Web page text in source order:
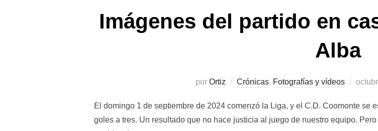
Imágenes del partido en
Alba
por Ortiz Crónicas, Fotografías y vídeos
El domingo 1 de septiembre de 2024 comenzó la Liga, y el C.D. Coomonte se
goles a tres. Un resultado que no hace justicia al juego de nuestro equipo.